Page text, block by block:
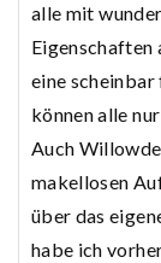
alle mit
eine scheinbar
können alle
Auch
makellosen
über das
habe ich